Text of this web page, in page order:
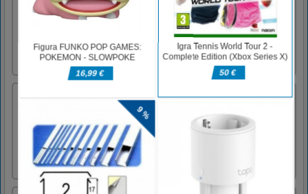
voznika reševalnega vozila. Upoštevajte, da
med štetjem sekund med prometom v realnem
3D-mestnem okolju štejejo sekunde. Prevozi
hudo poškodovane ljudi v bolnišnico, da jim
rešijo življenje,Vozi [...]
Dnevni Sudoku
Vsak dan nov Sudoku v 4 težavnostnih
stopnjah. Tudi z večmesečnim arhivom. Rešite
po pravilih sudoku: številko (od 1-9) lahko
uporabite samo enkrat v vsaki vrstici, stolpcu
ali polju 3x3.